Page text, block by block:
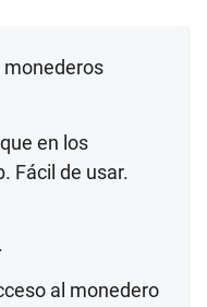
monederos
en los
Fácil de usar.
al monedero